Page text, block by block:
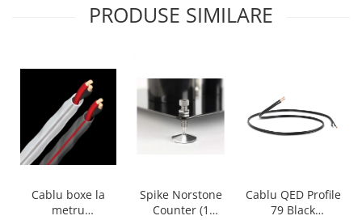
PRODUSE SIMILARE
Cablu boxe la
metru
Spike Norstone
Counter (1
Cablu QED Profile
79 Black